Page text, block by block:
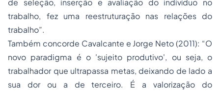
de seleção, inserção e avaliação do indivíduo no
trabalho, fez uma reestruturação nas relações do
trabalho”.
Também concorde Cavalcante e Jorge Neto (2011): “O
novo paradigma é o 'sujeito produtivo', ou seja, o
trabalhador que ultrapassa metas, deixando de lado a
sua dor ou a de terceiro. É a valorização do